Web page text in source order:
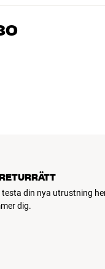
och brinner för riktigt
testa din nya utrustning
dig.